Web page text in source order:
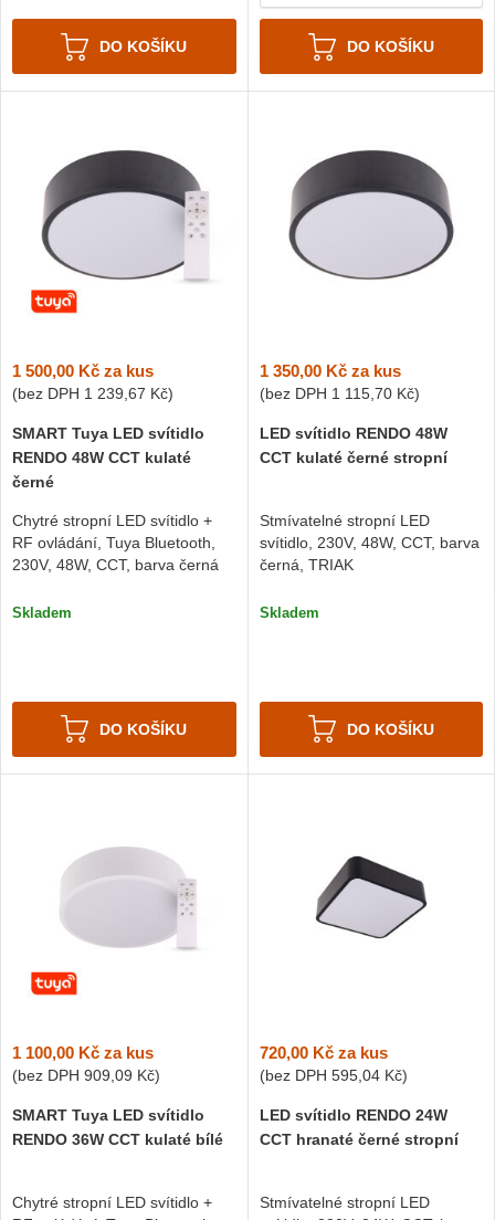
DO KOŠÍKU DO KOŠÍKU
1 500,00 Kč za kus
(bez DPH 1 239,67 Kč)
SMART Tuya LED svítidlo
RENDO 48W CCT kulaté
černé
Chytré stropní LED svítidlo +
RF ovládání, Tuya Bluetooth,
230V, 48W, CCT, barva černá
Skladem
DO KOŠÍKU
1 350,00 Kčza kus
(bez DPH 1 115,70 Kč)
LED svítidlo RENDO 48W
CCT kulaté černé stropní
Stmívatelné stropní LED
svítidlo, 230V, 48W, CCT, barva
černá, TRIAK
Skladem
DO KOŠÍKU
1 100,00 Kč za kus
(bez DPH 909,09 Kč)
SMART Tuya LED svítidlo
RENDO 36W CCT kulaté bílé
Chytré stropní LED svítidlo +
720,00 Kčza kus
(bez DPH 595,04 Kč)
LED svítidlo RENDO 24W
CCT hranaté černé stropní
Stmívatelné stropní LED